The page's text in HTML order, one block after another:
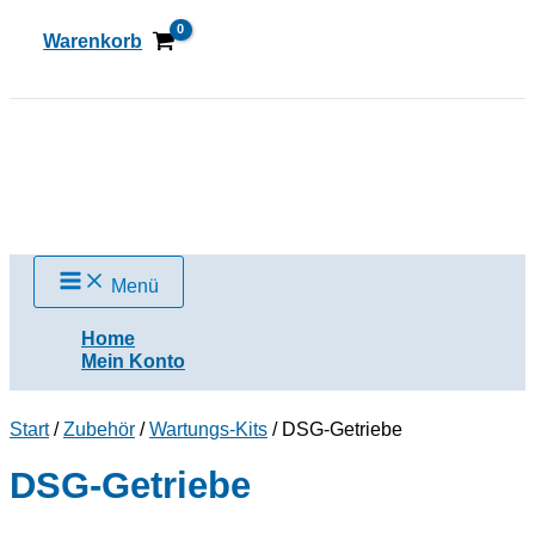
InhaltWarenkorb
Menü
Home
Mein Konto
Start/Zubehör /Wartungs-Kits / DSG-Getriebe
DSG-Getriebe